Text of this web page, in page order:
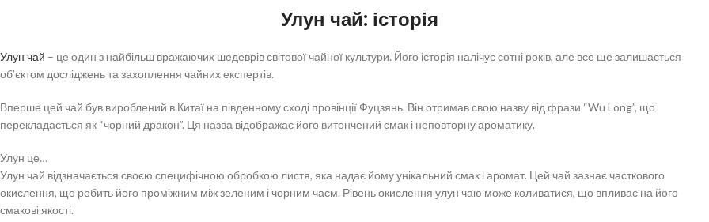
Улун чай: історія
Улун чай – це один з найбільш вражаючих шедеврів світової чайної культури. Його історія налічує сотні років, але все ще залишається
об’єктом досліджень та захоплення чайних експертів.
Вперше цей чай був вироблений в Китаї на південному сході провінції Фуцзянь. Він отримав свою назву від фрази “Wu Long”, що
перекладається як “чорний дракон”. Ця назва відображає його витончений смак і неповторну ароматику.
Улун це…
Улун чай відзначається своєю специфічною обробкою листя, яка надає йому унікальний смак і аромат. Цей чай зазнає часткового
окислення, що робить його проміжним між зеленим і чорним чаєм. Рівень окислення улун чаю може коливатися, що впливає на його
смакові якості.